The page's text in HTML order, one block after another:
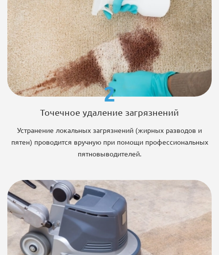
2
Точечное удаление загрязнений
Устранение локальных загрязнений (жирных разводов и
пятен) проводится вручную при помощи профессиональных
пятновыводителей.